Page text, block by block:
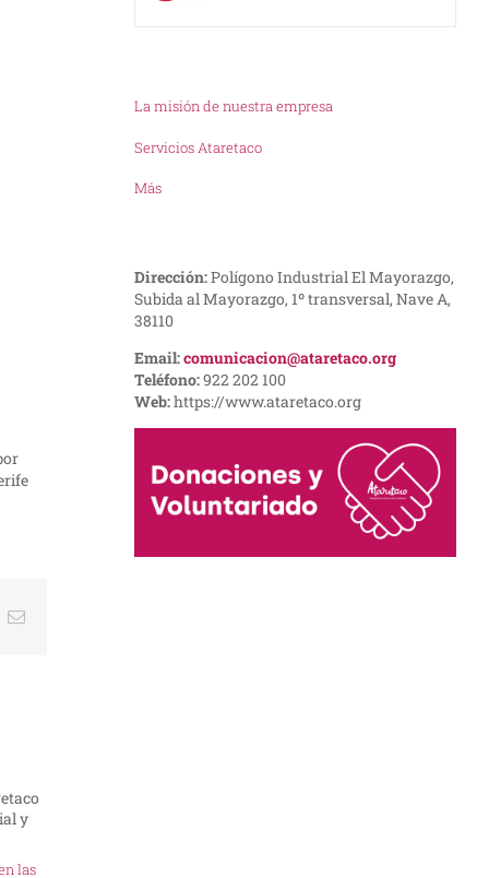
Correo
las
La misión de nuestra empresa
Servicios Ataretaco
Más
Dirección:Polígono Industrial El Mayorazgo,
Subida al Mayorazgo, 1º transversal, Nave A,
38110
Email:comunicacion@ataretaco.org
Teléfono:922 202 100
Web:https://www.ataretaco.org